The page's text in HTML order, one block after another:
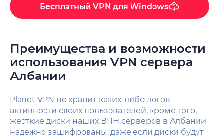
Бесплатный VPN для Windows
Преимущества и возможности
использования VPN сервера
Албании
Planet VPN не хранит каких-либо логов
активности своих пользователей, кроме того,
жесткие диски наших ВПН серверов в Албании
надежно зашифрованы: даже если диски будут